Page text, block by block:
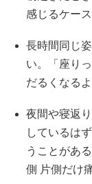
感じるケース
長時間同じ
い。「座り
だるくなる
夜間や寝返
しているは
うことがあ
側 片側だけ